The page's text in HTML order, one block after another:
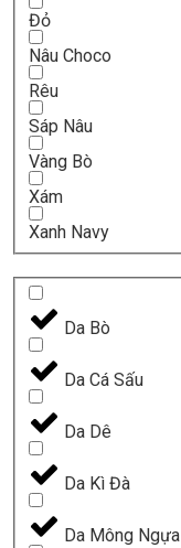
Đỏ
Nâu Choco
Rêu
Sáp Nâu
Vàng Bò
Xám
Xanh Navy
Da Bò
Da Cá Sấu
Da Dê
Da Kì Đà
Da Mông Ngựa